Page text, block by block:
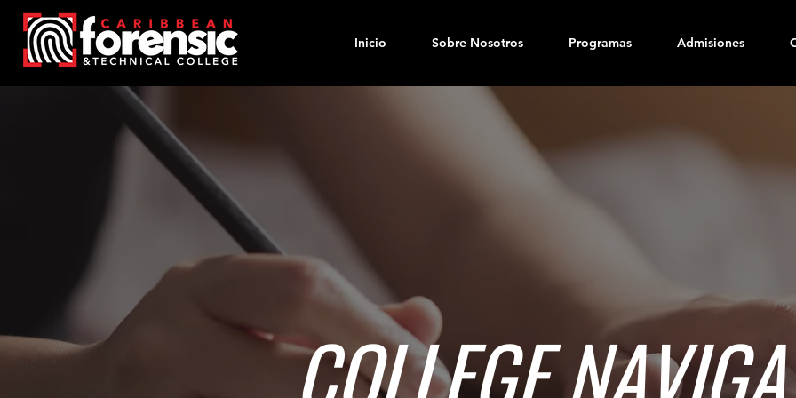
Inicio Sobre Nosotros Programas Admisiones
COLLEGE